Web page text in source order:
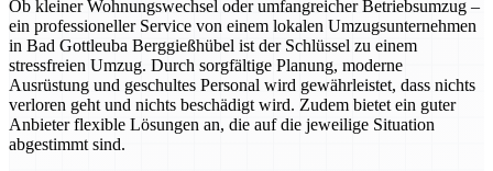
Ob kleiner Wohnungswechsel oder umfangreicher Betriebsumzug –
ein professioneller Service von einem lokalen Umzugsunternehmen
in Bad Gottleuba Berggießhübel ist der Schlüssel zu einem
stressfreien Umzug. Durch sorgfältige Planung, moderne
Ausrüstung und geschultes Personal wird gewährleistet, dass nichts
verloren geht und nichts beschädigt wird. Zudem bietet ein guter
Anbieter flexible Lösungen an, die auf die jeweilige Situation
abgestimmt sind.